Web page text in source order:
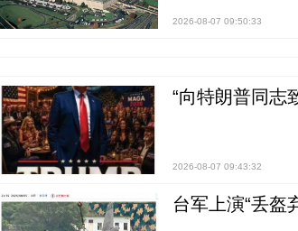
2026-08-07 09:50:33
“向特朗普同志
2026-08-07 09:43:32
台军上演“丢盔